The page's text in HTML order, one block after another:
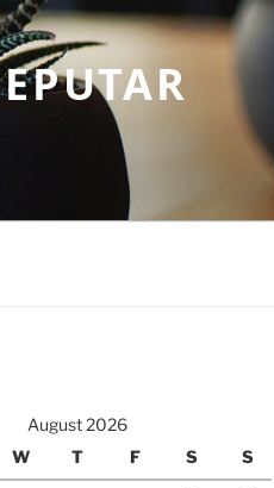
August 2026
W T F S S